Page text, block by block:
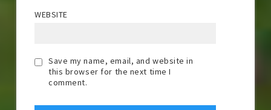
WEBSITE
Save my name, email, and website in
this browser for the next time I
comment.